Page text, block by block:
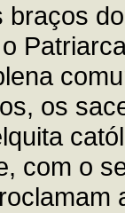
braços
os
com o